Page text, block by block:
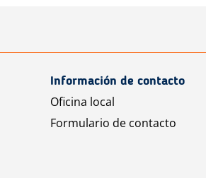
Información de contacto
Oficina local
Formulario de contacto